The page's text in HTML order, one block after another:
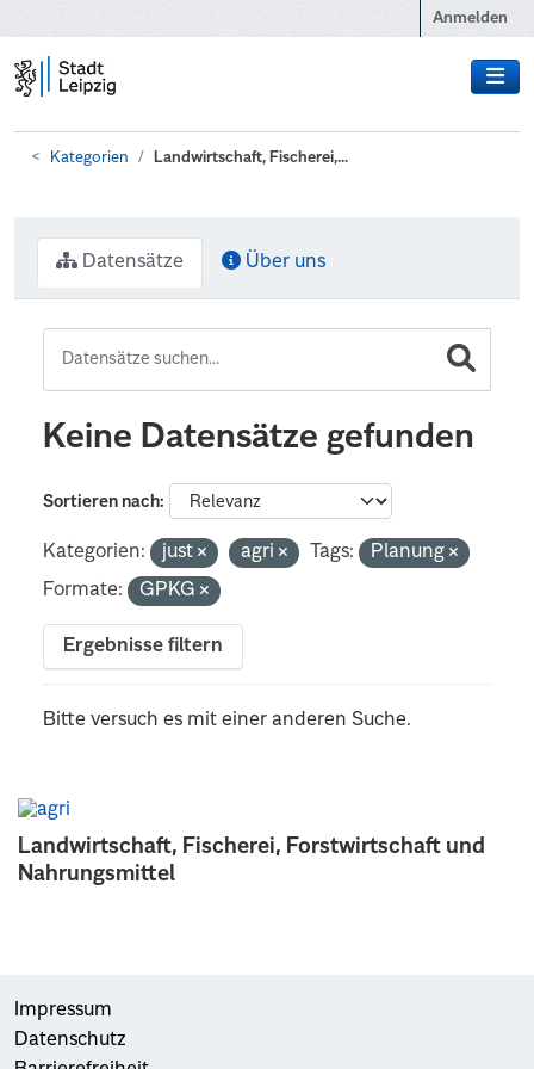
Anmelden
Kategorien Landwirtschaft, Fischerei,...
Landwirtschaft, Fischerei, Forstwirtschaft und
Nahrungsmittel
Datensätze Über uns
Keine Datensätze gefunden
Sortieren nach
Kategorien: just agri Tags:
Planung
Formate:
GPKG
Ergebnisse filtern
Bitte versuch es mit einer anderen Suche.
Impressum
Datenschutz